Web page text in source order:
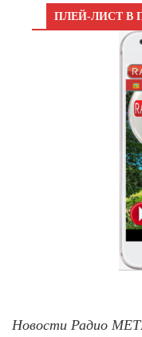
ПЛЕЙ-ЛИСТ В
Новости Радио